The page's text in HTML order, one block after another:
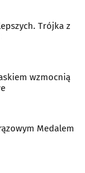
Trójka z
wzmocnią
Medalem